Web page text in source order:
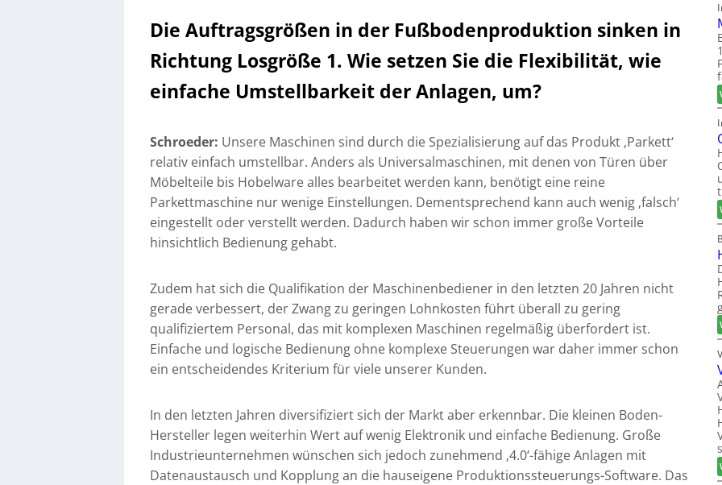
Die Auftragsgrößen in der Fußbodenproduktion sinken in
Richtung Losgröße 1. Wie setzen Sie die Flexibilität, wie
einfache Umstellbarkeit der Anlagen, um?
Schroeder: Unsere Maschinen sind durch die Spezialisierung auf das Produkt ‚Parkett‘
relativ einfach umstellbar. Anders als Universalmaschinen, mit denen von Türen über
Möbelteile bis Hobelware alles bearbeitet werden kann, benötigt eine reine
Parkettmaschine nur wenige Einstellungen. Dementsprechend kann auch wenig ‚falsch‘
eingestellt oder verstellt werden. Dadurch haben wir schon immer große Vorteile
hinsichtlich Bedienung gehabt.
Zudem hat sich die Qualifikation der Maschinenbediener in den letzten 20 Jahren nicht
gerade verbessert, der Zwang zu geringen Lohnkosten führt überall zu gering
qualifiziertem Personal, das mit komplexen Maschinen regelmäßig überfordert ist.
Einfache und logische Bedienung ohne komplexe Steuerungen war daher immer schon
ein entscheidendes Kriterium für viele unserer Kunden.
In den letzten Jahren diversifiziert sich der Markt aber erkennbar. Die kleinen Boden-
Hersteller legen weiterhin Wert auf wenig Elektronik und einfache Bedienung. Große
Industrieunternehmen wünschen sich jedoch zunehmend ‚4.0‘-fähige Anlagen mit
Datenaustausch und Kopplung an die hauseigene Produktionssteuerungs-Software. Das